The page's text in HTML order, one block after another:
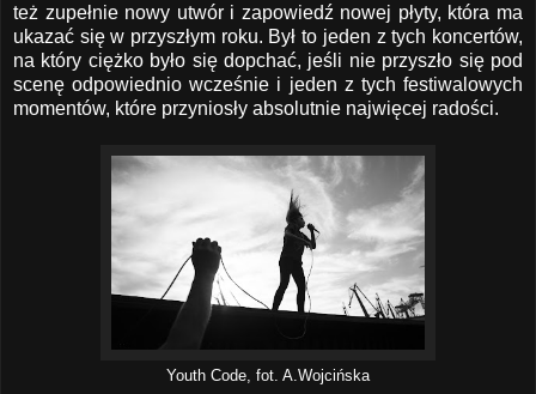
też zupełnie nowy utwór i zapowiedź nowej płyty, która ma
ukazać się w przyszłym roku. Był to jeden z tych koncertów,
na który ciężko było się dopchać, jeśli nie przyszło się pod
scenę odpowiednio wcześnie i jeden z tych festiwalowych
momentów, które przyniosły absolutnie najwięcej radości.
Youth Code, fot. A.Wojcińska